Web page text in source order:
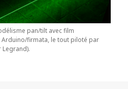
pan/tilt avec film
firmata, le tout piloté par
Legrand).